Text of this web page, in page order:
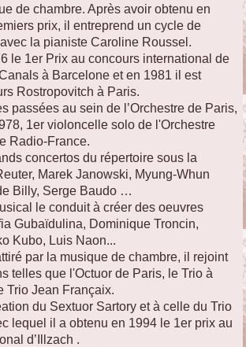
de chambre. Après avoir obtenu en
prix, il entreprend un cycle de
la pianiste Caroline Roussel.
le 1er Prix au concours international de
à Barcelone et en 1981 il est
Rostropovitch à Paris.
passées au sein de l’Orchestre de Paris,
1er violoncelle solo de l'Orchestre
Radio-France.
concertos du répertoire sous la
Marek Janowski, Myung-Whun
Billy, Serge Baudo …
le conduit à créer des oeuvres
Gubaïdulina, Dominique Troncin,
Kubo, Luis Naon...
par la musique de chambre, il rejoint
telles que l'Octuor de Paris, le Trio à
Trio Jean Françaix.
du Sextuor Sartory et à celle du Trio
lequel il a obtenu en 1994 le 1er prix au
d’Illzach .